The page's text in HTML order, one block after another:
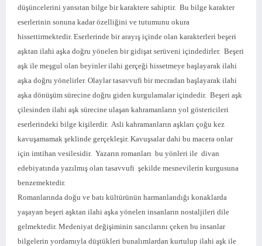
düşüncelerini yansıtan bilge bir karaktere sahiptir. Bu bilge karakter
eserlerinin sonuna kadar özelliğini ve tutumunu okura
hissettirmektedir. Eserlerinde bir arayış içinde olan karakterleri beşeri
aşktan ilahi aşka doğru yönelen bir gidişat serüveni içindedirler. Beşeri
aşk ile meşgul olan beyinler ilahi gerçeği hissetmeye başlayarak ilahi
aşka doğru yönelirler. Olaylar tasavvufi bir mecradan başlayarak ilahi
aşka dönüşüm sürecine doğru giden kurgulamalar içindedir. Beşeri aşk
çilesinden ilahi aşk sürecine ulaşan kahramanların yol göstericileri
eserlerindeki bilge kişilerdir. Asli kahramanların aşkları çoğu kez
kavuşamamak şeklinde gerçekleşir. Kavuşsalar dahi bu macera onlar
için imtihan vesilesidir. Yazarın romanları bu yönleri ile divan
edebiyatında yazılmış olan tasavvufi şekilde mesnevilerin kurgusuna
benzemektedir.
Romanlarında doğu ve batı kültürünün harmanlandığı konaklarda
yaşayan beşeri aşktan ilahi aşka yönelen insanların nostaljileri dile
gelmektedir. Medeniyat değişiminin sancılarını çeken bu insanlar
bilgelerin yordamıyla düştükleri bunalımlardan kurtulup ilahi aşk ile